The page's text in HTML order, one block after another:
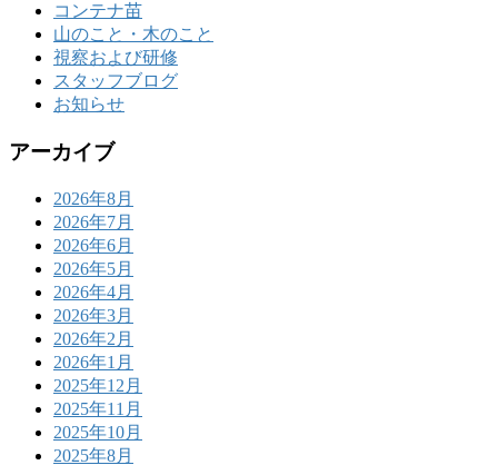
コンテナ苗
山のこと・木のこと
視察および研修
スタッフブログ
お知らせ
アーカイブ
2026年8月
2026年7月
2026年6月
2026年5月
2026年4月
2026年3月
2026年2月
2026年1月
2025年12月
2025年11月
2025年10月
2025年8月